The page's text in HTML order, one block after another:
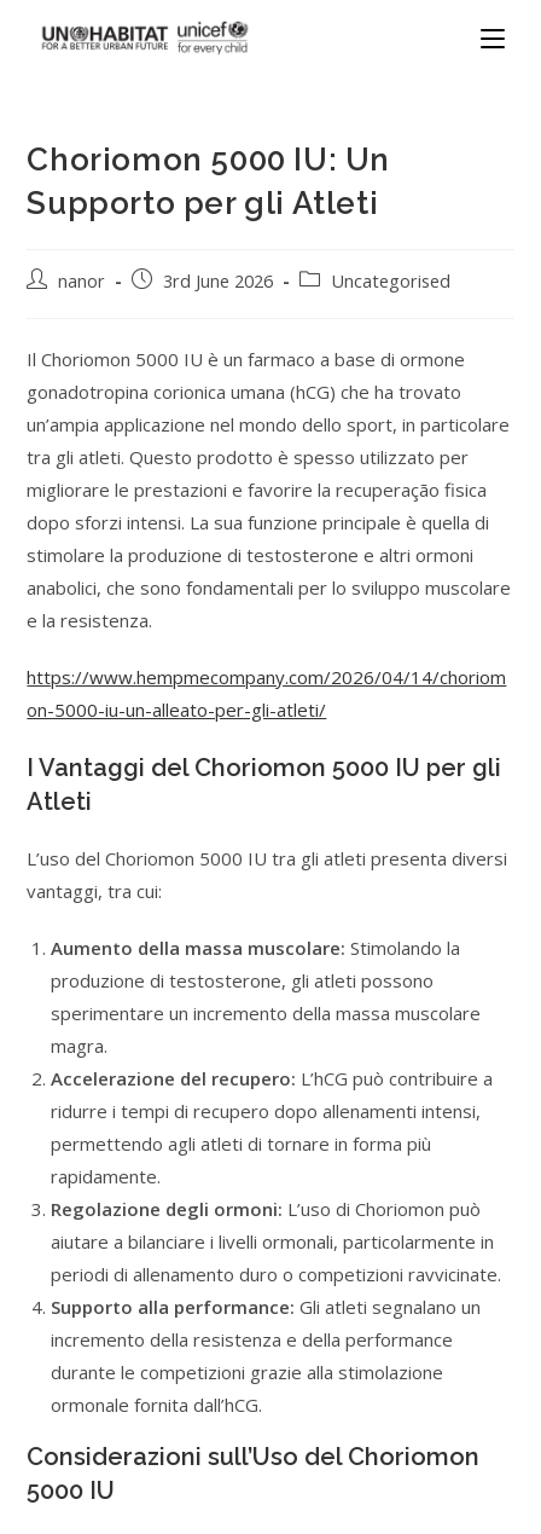
Choriomon 5000 IU: Un
Supporto per gli Atleti
nanor 3rd June 2026 Uncategorised
Il Choriomon 5000 IU è un farmaco a base di ormone
gonadotropina corionica umana (hCG) che ha trovato
un’ampia applicazione nel mondo dello sport, in particolare
tra gli atleti. Questo prodotto è spesso utilizzato per
migliorare le prestazioni e favorire la recuperação fisica
dopo sforzi intensi. La sua funzione principale è quella di
stimolare la produzione di testosterone e altri ormoni
anabolici, che sono fondamentali per lo sviluppo muscolare
e la resistenza.
https://www.hempmecompany.com/2026/04/14/choriom
on-5000-iu-un-alleato-per-gli-atleti/
I Vantaggi del Choriomon 5000 IU per gli
Atleti
L’uso del Choriomon 5000 IU tra gli atleti presenta diversi
vantaggi, tra cui:
Aumento della massa muscolare: Stimolando la
produzione di testosterone, gli atleti possono
sperimentare un incremento della massa muscolare
magra.
Accelerazione del recupero: L’hCG può contribuire a
ridurre i tempi di recupero dopo allenamenti intensi,
permettendo agli atleti di tornare in forma più
rapidamente.
Regolazione degli ormoni: L’uso di Choriomon può
aiutare a bilanciare i livelli ormonali, particolarmente in
periodi di allenamento duro o competizioni ravvicinate.
Supporto alla performance: Gli atleti segnalano un
incremento della resistenza e della performance
durante le competizioni grazie alla stimolazione
ormonale fornita dall’hCG.
Considerazioni sull’Uso del Choriomon
5000 IU